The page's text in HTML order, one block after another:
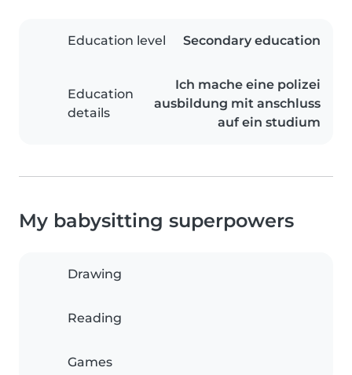
Education level Secondary education
Education
details
Ich mache eine polizei
ausbildung mit anschluss
auf ein studium
My babysitting superpowers
Drawing
Reading
Games